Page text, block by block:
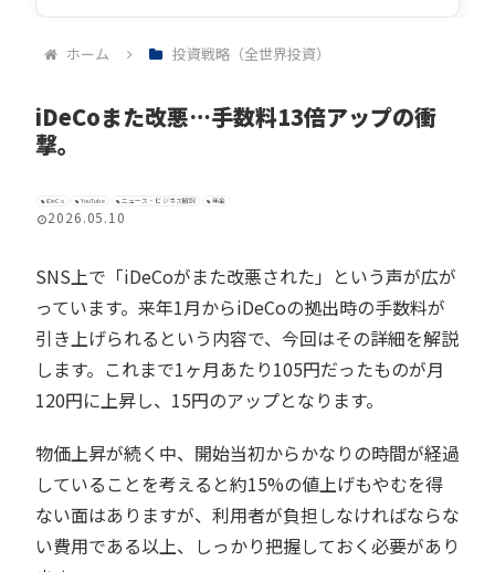
ホーム 投資戦略（全世界投資）
iDeCoまた改悪…手数料13倍アップの衝
撃。
iDeCo YouTube ニュース・ビジネス解説 年金
2026.05.10
SNS上で「iDeCoがまた改悪された」という声が広が
っています。来年1月からiDeCoの拠出時の手数料が
引き上げられるという内容で、今回はその詳細を解説
します。これまで1ヶ月あたり105円だったものが月
120円に上昇し、15円のアップとなります。
物価上昇が続く中、開始当初からかなりの時間が経過
していることを考えると約15%の値上げもやむを得
ない面はありますが、利用者が負担しなければならな
い費用である以上、しっかり把握しておく必要があり